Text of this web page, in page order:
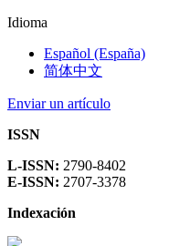
Idioma
Español (España)
简体中文
Enviar un artículo
ISSN
L-ISSN: 2790-8402
E-ISSN: 2707-3378
Indexación